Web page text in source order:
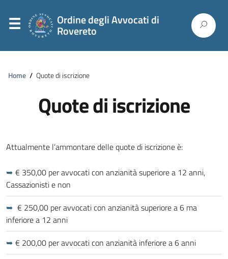
Ordine degli Avvocati di
Rovereto
Home / Quote di iscrizione
Quote di iscrizione
Attualmente l’ammontare delle quote di iscrizione è:
€ 350,00 per avvocati con anzianità superiore a 12 anni,
Cassazionisti e non
€ 250,00 per avvocati con anzianità superiore a 6 ma
inferiore a 12 anni
€ 200,00 per avvocati con anzianità inferiore a 6 anni